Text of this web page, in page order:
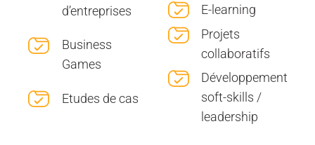
d’entreprises
Business
Games
Etudes de cas
E-learning
Projets
collaboratifs
Développement
soft-skills /
leadership